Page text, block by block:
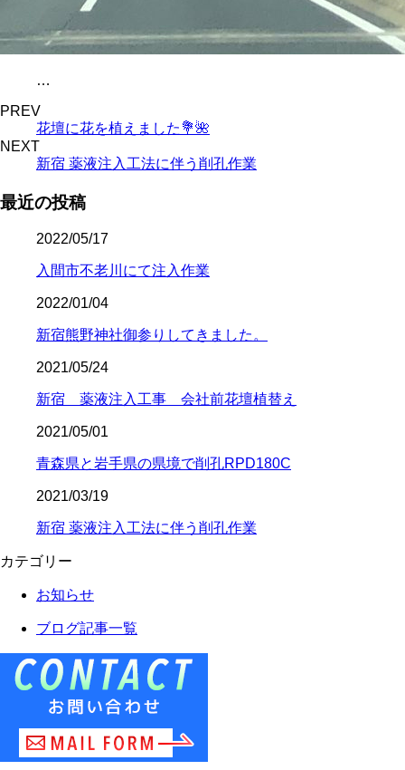
…
PREV
花壇に花を植えました💐🌺
NEXT
新宿 薬液注入工法に伴う削孔作業
最近の投稿
2022/05/17
入間市不老川にて注入作業
2022/01/04
新宿熊野神社御参りしてきました。
2021/05/24
新宿 薬液注入工事 会社前花壇植替え
2021/05/01
青森県と岩手県の県境で削孔RPD180C
2021/03/19
新宿 薬液注入工法に伴う削孔作業
カテゴリー
お知らせ
ブログ記事一覧